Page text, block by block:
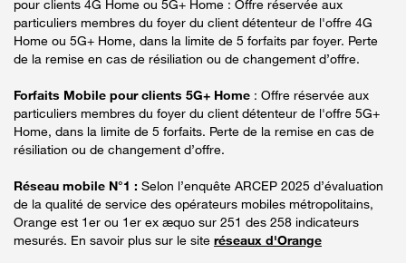
pour clients 4G Home ou 5G+ Home : Offre réservée aux
particuliers membres du foyer du client détenteur de l'offre 4G
Home ou 5G+ Home, dans la limite de 5 forfaits par foyer. Perte
de la remise en cas de résiliation ou de changement d’offre.
Forfaits Mobile pour clients 5G+ Home : Offre réservée aux
particuliers membres du foyer du client détenteur de l'offre 5G+
Home, dans la limite de 5 forfaits. Perte de la remise en cas de
résiliation ou de changement d’offre.
Réseau mobile N°1 : Selon l’enquête ARCEP 2025 d’évaluation
de la qualité de service des opérateurs mobiles métropolitains,
Orange est 1er ou 1er ex æquo sur 251 des 258 indicateurs
mesurés. En savoir plus sur le site réseaux d'Orange